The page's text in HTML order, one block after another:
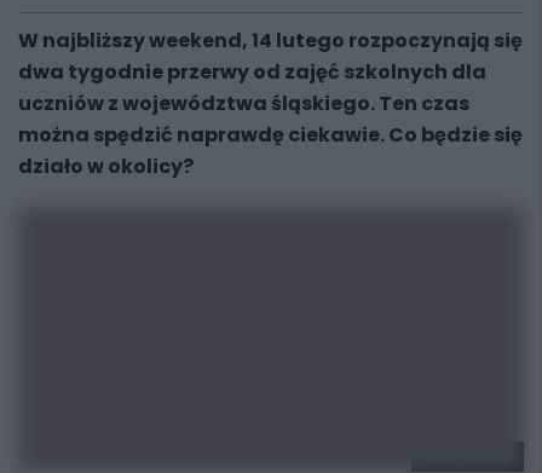
W najbliższy weekend, 14 lutego rozpoczynają się
dwa tygodnie przerwy od zajęć szkolnych dla
uczniów z województwa śląskiego. Ten czas
można spędzić naprawdę ciekawie. Co będzie się
działo w okolicy?